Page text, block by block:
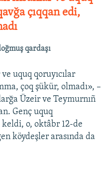
çıqqan edi,
qardaşı
uquq qoruyıcılar
çoq şükür, olmadı», –
Üzeir ve Teymurnıñ
Genç uquq
keldi, o, oktâbr 12-de
köydeşler arasında da